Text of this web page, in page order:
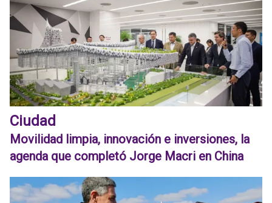
Ciudad
Movilidad limpia, innovación e inversiones, la
agenda que completó Jorge Macri en China